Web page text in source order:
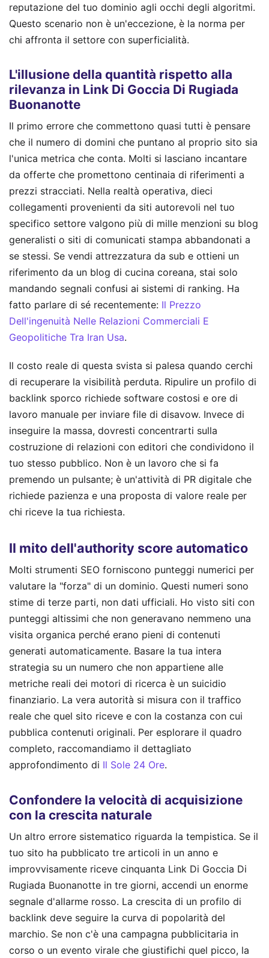
reputazione del tuo dominio agli occhi degli algoritmi.
Questo scenario non è un'eccezione, è la norma per
chi affronta il settore con superficialità.
L'illusione della quantità rispetto alla
rilevanza in Link Di Goccia Di Rugiada
Buonanotte
Il primo errore che commettono quasi tutti è pensare
che il numero di domini che puntano al proprio sito sia
l'unica metrica che conta. Molti si lasciano incantare
da offerte che promettono centinaia di riferimenti a
prezzi stracciati. Nella realtà operativa, dieci
collegamenti provenienti da siti autorevoli nel tuo
specifico settore valgono più di mille menzioni su blog
generalisti o siti di comunicati stampa abbandonati a
se stessi. Se vendi attrezzatura da sub e ottieni un
riferimento da un blog di cucina coreana, stai solo
mandando segnali confusi ai sistemi di ranking. Ha
fatto parlare di sé recentemente: Il Prezzo
Dell'ingenuità Nelle Relazioni Commerciali E
Geopolitiche Tra Iran Usa.
Il costo reale di questa svista si palesa quando cerchi
di recuperare la visibilità perduta. Ripulire un profilo di
backlink sporco richiede software costosi e ore di
lavoro manuale per inviare file di disavow. Invece di
inseguire la massa, dovresti concentrarti sulla
costruzione di relazioni con editori che condividono il
tuo stesso pubblico. Non è un lavoro che si fa
premendo un pulsante; è un'attività di PR digitale che
richiede pazienza e una proposta di valore reale per
chi riceve la tua richiesta.
Il mito dell'authority score automatico
Molti strumenti SEO forniscono punteggi numerici per
valutare la "forza" di un dominio. Questi numeri sono
stime di terze parti, non dati ufficiali. Ho visto siti con
punteggi altissimi che non generavano nemmeno una
visita organica perché erano pieni di contenuti
generati automaticamente. Basare la tua intera
strategia su un numero che non appartiene alle
metriche reali dei motori di ricerca è un suicidio
finanziario. La vera autorità si misura con il traffico
reale che quel sito riceve e con la costanza con cui
pubblica contenuti originali. Per esplorare il quadro
completo, raccomandiamo il dettagliato
approfondimento di Il Sole 24 Ore.
Confondere la velocità di acquisizione
con la crescita naturale
Un altro errore sistematico riguarda la tempistica. Se il
tuo sito ha pubblicato tre articoli in un anno e
improvvisamente riceve cinquanta Link Di Goccia Di
Rugiada Buonanotte in tre giorni, accendi un enorme
segnale d'allarme rosso. La crescita di un profilo di
backlink deve seguire la curva di popolarità del
marchio. Se non c'è una campagna pubblicitaria in
corso o un evento virale che giustifichi quel picco, la